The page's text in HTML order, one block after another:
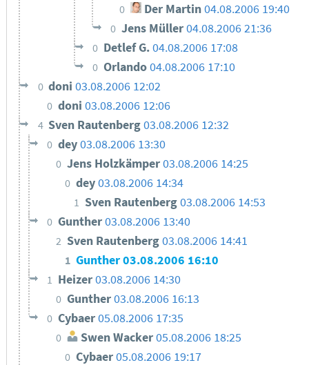
0 Der Martin04.08.2006 19:40
0 Jens Müller04.08.2006 21:36
0 Detlef G.04.08.2006 17:08
0 Orlando04.08.2006 17:10
0 doni03.08.2006 12:02
0 doni 03.08.2006 12:06
4 Sven Rautenberg03.08.2006 12:32
0 dey03.08.2006 13:30
0 Jens Holzkämper03.08.2006 14:25
0 dey03.08.2006 14:34
1 Sven Rautenberg03.08.2006 14:53
0 Gunther03.08.2006 13:40
2 Sven Rautenberg03.08.2006 14:41
1 Gunther03.08.2006 16:10
1 Heizer03.08.2006 14:30
0 Gunther03.08.2006 16:13
0 Cybaer05.08.2006 17:35
0 Swen Wacker05.08.2006 18:25
0 Cybaer05.08.2006 19:17